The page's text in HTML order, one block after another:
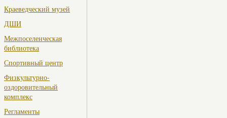
Краеведческий музей
ДШИ
Межпоселенческая
библиотека
Спортивный центр
Физкультурно-
оздоровительный
комплекс
Регламенты